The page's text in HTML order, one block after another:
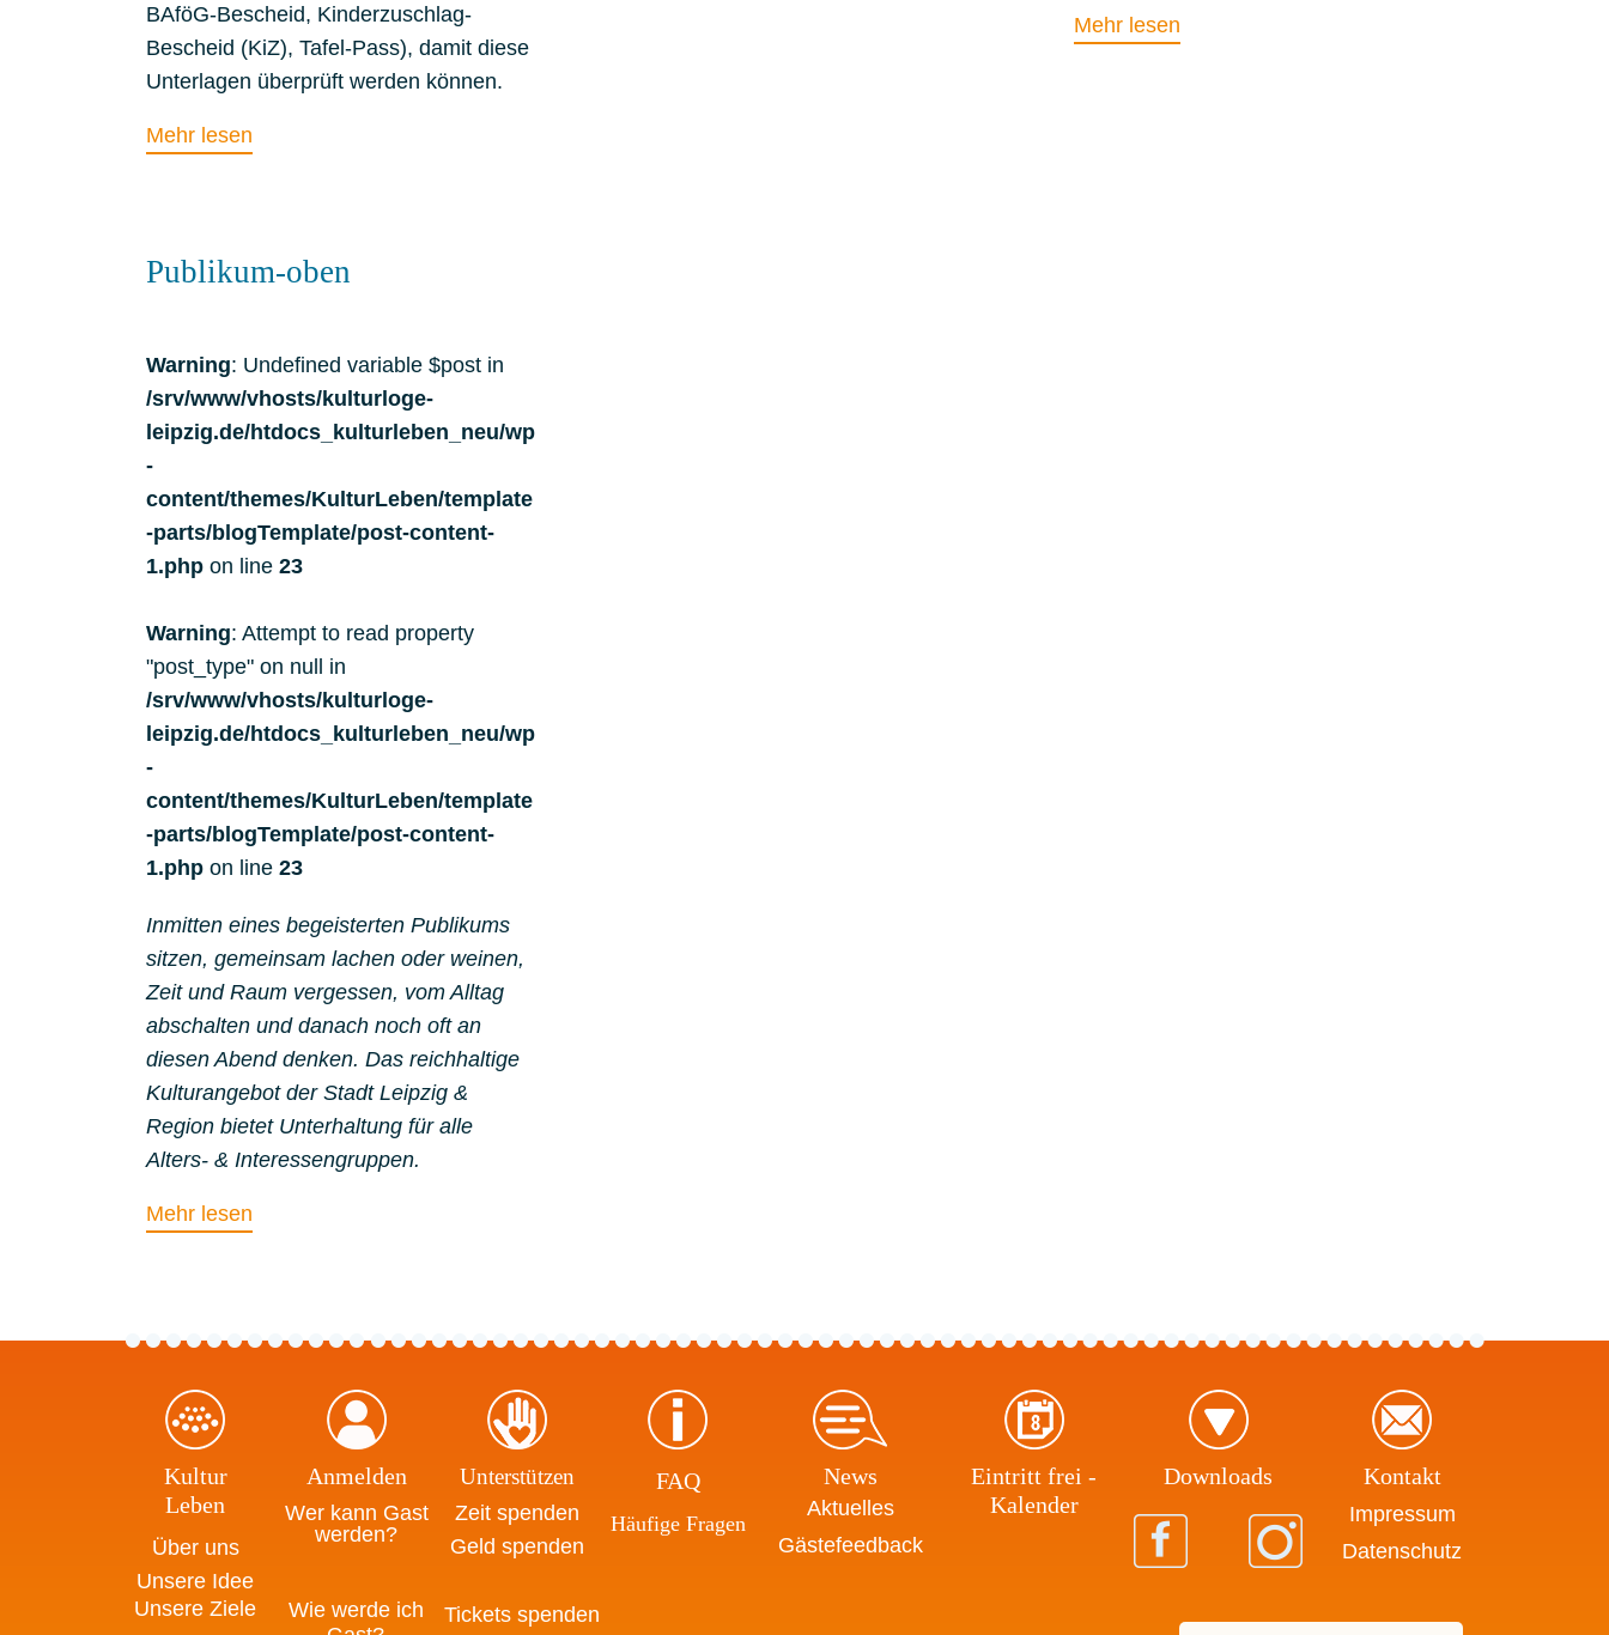
BAföG-Bescheid, Kinderzuschlag-
Bescheid (KiZ), Tafel-Pass), damit diese
Unterlagen überprüft werden können.
Mehr lesen
Mehr lesen
Publikum-oben
Warning: Undefined variable $post in
/srv/www/vhosts/kulturloge-
leipzig.de/htdocs_kulturleben_neu/wp
-
content/themes/KulturLeben/template
-parts/blogTemplate/post-content-
1.php on line 23
Warning: Attempt to read property
"post_type" on null in
/srv/www/vhosts/kulturloge-
leipzig.de/htdocs_kulturleben_neu/wp
-
content/themes/KulturLeben/template
-parts/blogTemplate/post-content-
1.php on line 23
Inmitten eines begeisterten Publikums
sitzen, gemeinsam lachen oder weinen,
Zeit und Raum vergessen, vom Alltag
abschalten und danach noch oft an
diesen Abend denken. Das reichhaltige
Kulturangebot der Stadt Leipzig &
Region bietet Unterhaltung für alle
Alters- & Interessengruppen.
Mehr lesen
Kultur
Leben
Über uns
Unsere Idee
Anmelden
Wer kann Gast
werden?
Unterstützen
Zeit spenden
Geld spenden
FAQ
Häufige Fragen
News
Aktuelles
Gästefeedback
Eintritt frei -
Kalender
Download​s Kontakt
Impressum
Datenschutz
Unsere Ziele
Wie werde ich
Tickets spenden